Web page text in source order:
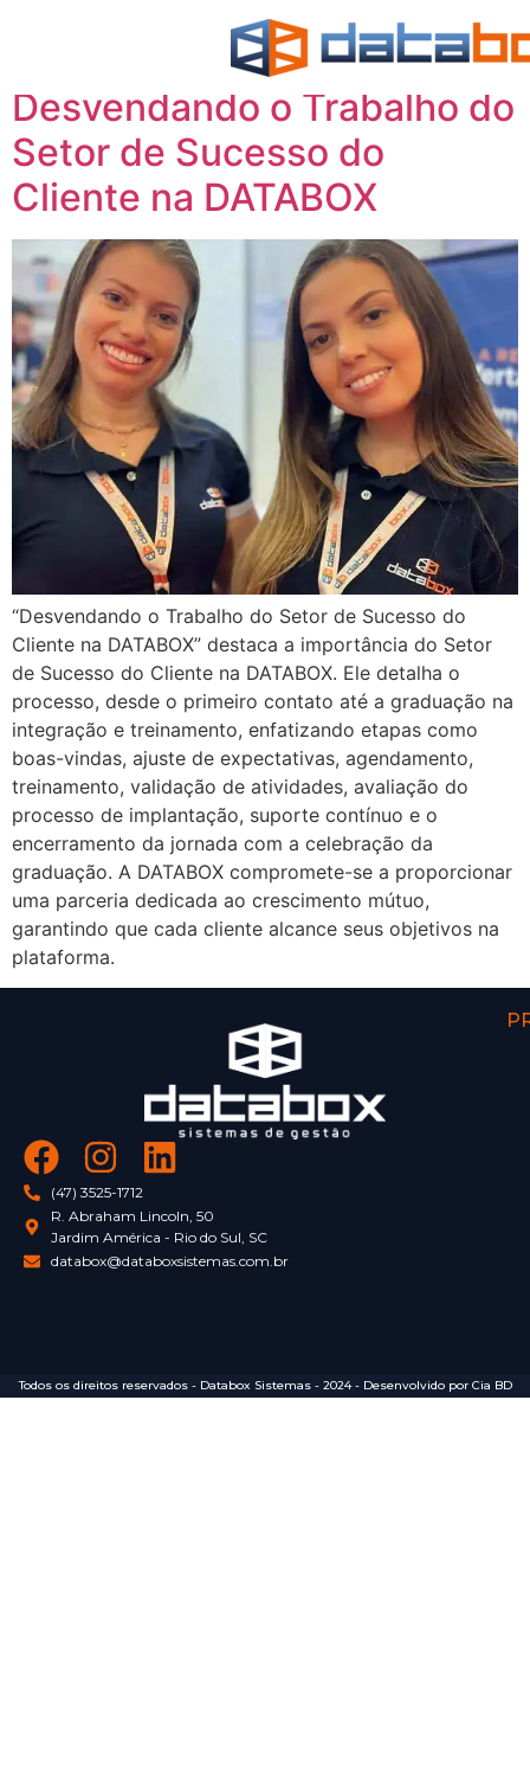
blog
Desvendando o Trabalho do
Setor de Sucesso do
Cliente na DATABOX
“Desvendando o Trabalho do Setor de Sucesso do
Cliente na DATABOX” destaca a importância do Setor
de Sucesso do Cliente na DATABOX. Ele detalha o
processo, desde o primeiro contato até a graduação na
integração e treinamento, enfatizando etapas como
boas-vindas, ajuste de expectativas, agendamento,
treinamento, validação de atividades, avaliação do
processo de implantação, suporte contínuo e o
encerramento da jornada com a celebração da
graduação. A DATABOX compromete-se a proporcionar
uma parceria dedicada ao crescimento mútuo,
garantindo que cada cliente alcance seus objetivos na
plataforma.
(47) 3525-1712
R. Abraham Lincoln, 50
Jardim América - Rio do Sul, SC
databox@databoxsistemas.com.br
Todos os direitos reservados - Databox Sistemas - 2024 - Desenvolvido por Cia BD